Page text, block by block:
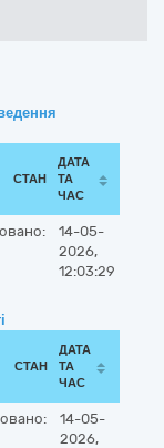
СТАН
ДАТА
ТА
ЧАС
14-05-
2026,
12:03:29
СТАН
ДАТА
ТА
ЧАС
14-05-
2026,